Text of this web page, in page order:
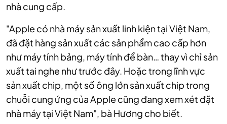
nhà cung cấp.
"Apple có nhà máy sản xuất linh kiện tại Việt Nam,
đã đặt hàng sản xuất các sản phẩm cao cấp hơn
như máy tính bảng, máy tính để bàn… thay vì chỉ sản
xuất tai nghe như trước đây. Hoặc trong lĩnh vực
sản xuất chip, một số ông lớn sản xuất chip trong
chuỗi cung ứng của Apple cũng đang xem xét đặt
nhà máy tại Việt Nam", bà Hương cho biết.